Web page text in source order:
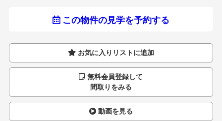
この物件の見学を予約する
お気に入りリストに追加
無料会員登録して
間取りをみる
動画を見る